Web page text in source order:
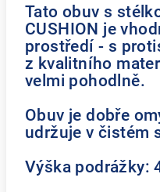
Tato obuv s
CUSHION je
prostředí - s
z kvalitního
velmi pohodlně.
Obuv je dobře
udržuje v čistém
Výška podrážky: